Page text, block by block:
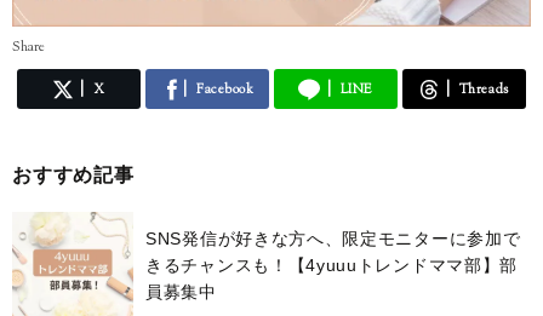
Share
X Facebook LINE Threads
おすすめ記事
SNS発信が好きな方へ、限定モニターに参加で
きるチャンスも！【4yuuuトレンドママ部】部
員募集中